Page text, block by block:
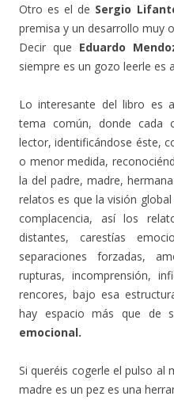
Otro es el de Sergio
premisa y un desarrollo muy
Decir que Eduardo
siempre es un gozo leerle es
Lo interesante del libro es
tema común, donde cada
lector, identificándose éste,
o menor medida,
la del padre, madre,
relatos es que la visión
complacencia, así los
distantes, carestías
separaciones forzadas,
rupturas, incomprensión,
rencores, bajo esa
hay espacio más que de
emocional.
Si queréis cogerle el pulso al
madre es un pez es una